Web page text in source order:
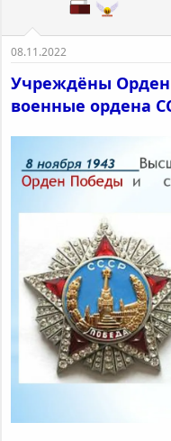
08.11.2022
Учреждёны
военные ордена